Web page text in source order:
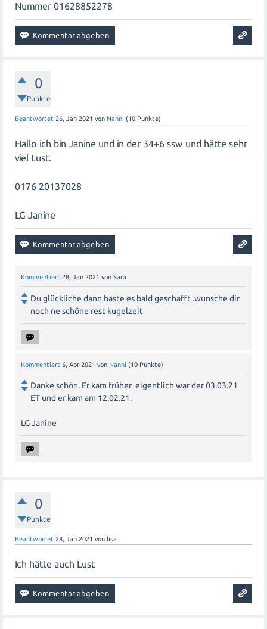
Nummer 01628852278
0
Punkte
Beantwortet 26, Jan 2021 von Nanni (10 Punkte)
Hallo ich bin Janine und in der 34+6 ssw und hätte sehr
viel Lust.
0176 20137028
LG Janine
Kommentiert 28, Jan 2021 von Sara
Du glückliche dann haste es bald geschafft .wunsche dir
noch ne schöne rest kugelzeit
Kommentiert 6, Apr 2021 von Nanni (10 Punkte)
Danke schön. Er kam früher eigentlich war der 03.03.21
ET und er kam am 12.02.21.
LG Janine
0
Punkte
Beantwortet 28, Jan 2021 von lisa
Ich hätte auch Lust